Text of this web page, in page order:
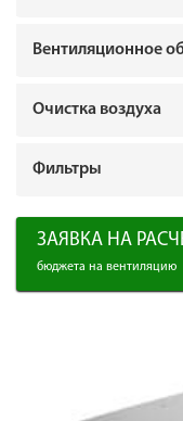
Вентиляционное
Очистка воздуха
Фильтры
ЗАЯВКА НА
бюджета на вентиляцию